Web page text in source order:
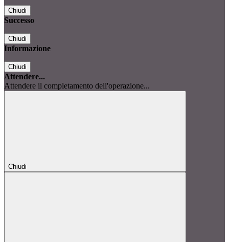
Chiudi
Successo
Chiudi
Informazione
Chiudi
Attendere...
Attendere il completamento dell'operazione...
Chiudi